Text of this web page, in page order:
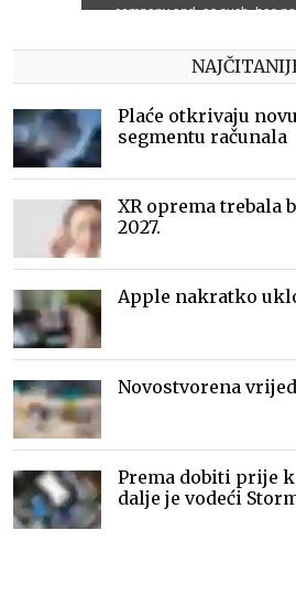
Plaće otkrivaju
segmentu računala
XR oprema trebala
2027.
Apple nakratko
Novostvorena
Prema dobiti prije
dalje je vodeći